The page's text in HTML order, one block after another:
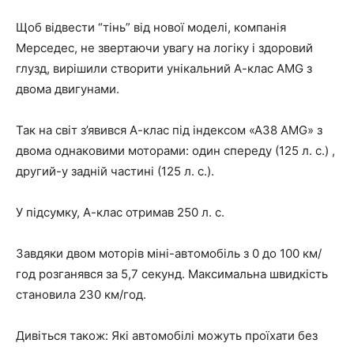
Щоб відвести “тінь” від нової моделі, компанія
Мерседес, не звертаючи увагу на логіку і здоровий
глузд, вирішили створити унікальний А-клас AMG з
двома двигунами.
Так на світ з’явився А-клас під індексом «А38 AMG» з
двома однаковими моторами: один спереду (125 л. с.) ,
другий-у задній частині (125 л. с.).
У підсумку, А-клас отримав 250 л. с.
Завдяки двом моторів міні-автомобіль з 0 до 100 км/
год розганявся за 5,7 секунд. Максимальна швидкість
становила 230 км/год.
Дивіться також: Які автомобілі можуть проїхати без